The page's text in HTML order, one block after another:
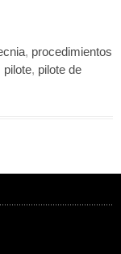
, procedimientos
pilote, pilote de